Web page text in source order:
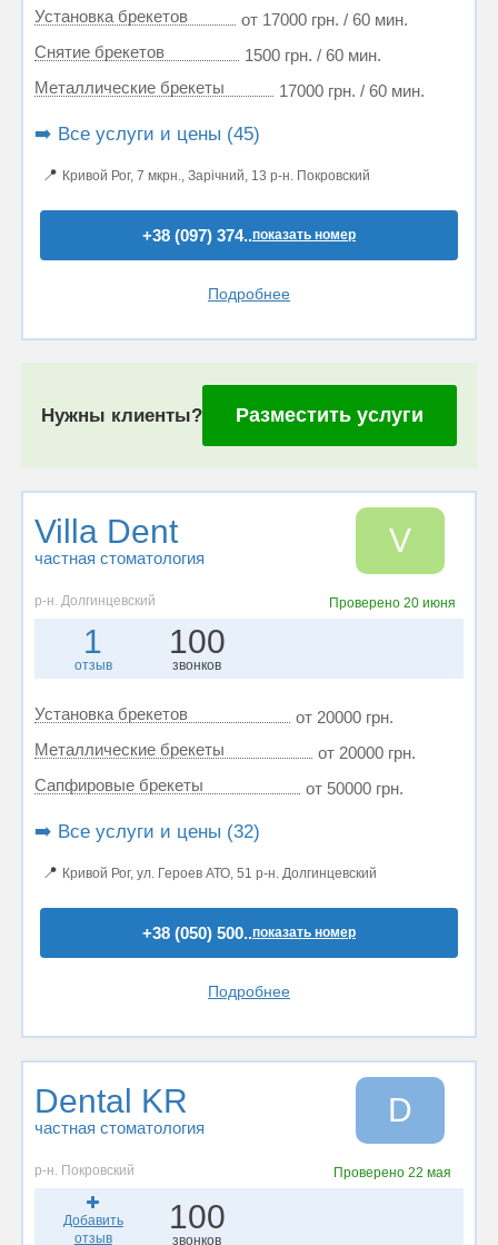
Установка брекетов
от 17000 грн. / 60 мин.
Снятие брекетов
1500 грн. / 60 мин.
Металлические брекеты
17000 грн. / 60 мин.
➡️ Все услуги и цены (45)
📍 Кривой Рог, 7 мкрн., Зарічний, 13 р-н. Покровский
+38 (097) 374..показать номер
Подробнее
Нужны клиенты? Разместить услуги
Villa Dent
частная стоматология V
р-н. Долгинцевский Проверено 20 июня
1
отзыв
100
звонков
Установка брекетов
от 20000 грн.
Металлические брекеты
от 20000 грн.
Сапфировые брекеты
от 50000 грн.
➡️ Все услуги и цены (32)
📍 Кривой Рог, ул. Героев АТО, 51 р-н. Долгинцевский
+38 (050) 500..показать номер
Подробнее
Dental KR
частная стоматология D
р-н. Покровский Проверено 22 мая
Добавить
отзыв
100
звонков